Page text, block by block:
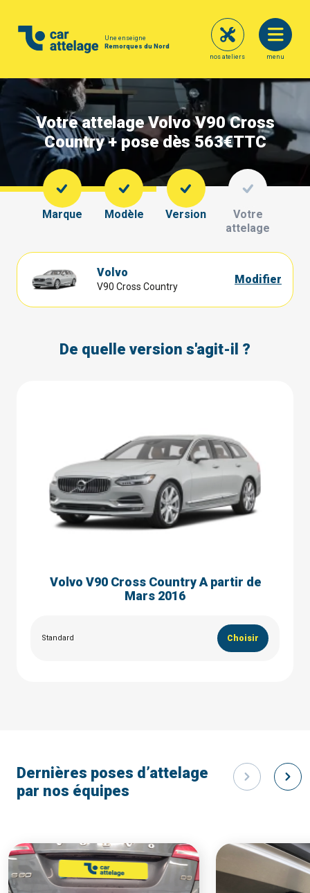
Une enseigne
Remorques du Nord
menu
nos ateliers
Votre attelage Volvo V90 Cross
Country + pose dès 563€TTC
Marque Modèle Version
Votre
attelage
Volvo
V90 Cross Country
Modifier
De quelle version s'agit-il ?
Volvo V90 Cross Country A partir de
Mars 2016
Standard Choisir
Dernières poses d’attelage
par nos équipes